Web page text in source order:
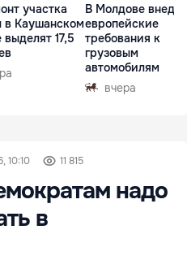
участка
в Каушанском
17,5
В Молдове
европейские
требования к
грузовым
автомобилям
вчера
10:10 11 815
надо
в